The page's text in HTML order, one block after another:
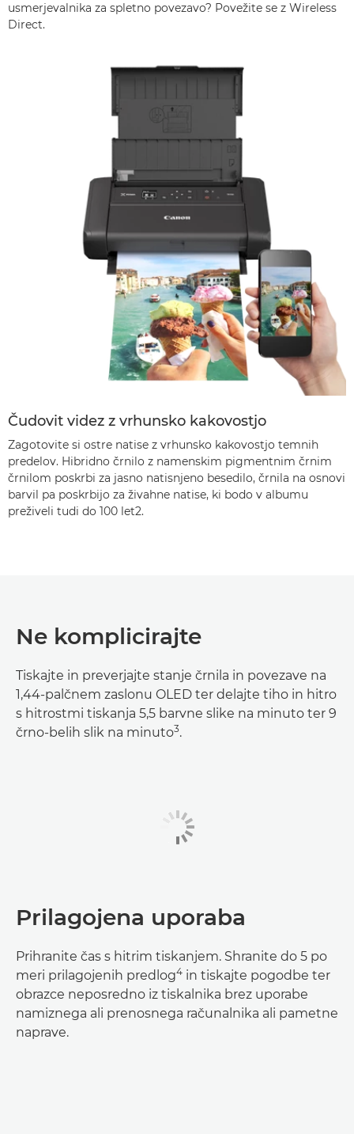
usmerjevalnika za spletno povezavo? Povežite se z Wireless
Direct.
Čudovit videz z vrhunsko kakovostjo
Zagotovite si ostre natise z vrhunsko kakovostjo temnih
predelov. Hibridno črnilo z namenskim pigmentnim črnim
črnilom poskrbi za jasno natisnjeno besedilo, črnila na osnovi
barvil pa poskrbijo za živahne natise, ki bodo v albumu
preživeli tudi do 100 let2.
Ne komplicirajte
Tiskajte in preverjajte stanje črnila in povezave na
1,44-palčnem zaslonu OLED ter delajte tiho in hitro
s hitrostmi tiskanja 5,5 barvne slike na minuto ter 9
črno-belih slik na minuto3.
Prilagojena uporaba
Prihranite čas s hitrim tiskanjem. Shranite do 5 po
meri prilagojenih predlog4 in tiskajte pogodbe ter
obrazce neposredno iz tiskalnika brez uporabe
namiznega ali prenosnega računalnika ali pametne
naprave.